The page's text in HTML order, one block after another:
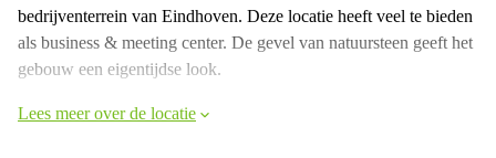
bedrijventerrein van Eindhoven. Deze locatie heeft veel te bieden
als business & meeting center. De gevel van natuursteen geeft het
gebouw een eigentijdse look.
Lees meer over de locatie